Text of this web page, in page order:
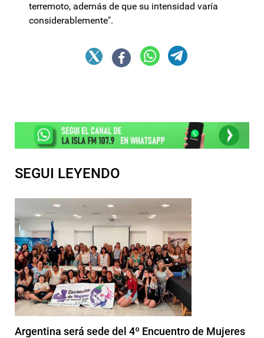
terremoto, además de que su intensidad varía
considerablemente".
SEGUI LEYENDO
Argentina será sede del 4º Encuentro de Mujeres